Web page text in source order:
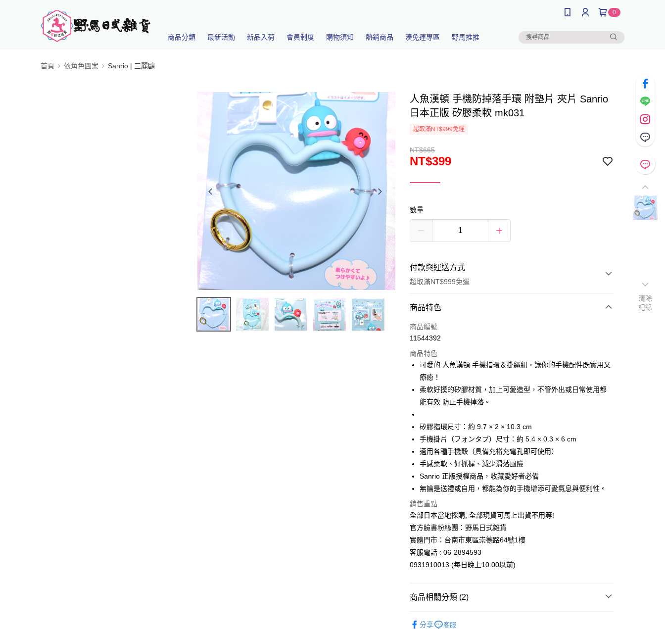
0
商品分類 最新活動 新品入荷 會員制度 購物須知 熱銷商品 湊免運專區 野馬推推
首頁 依角色圖案 Sanrio | 三麗鷗
人魚漢頓 手機防掉落手環 附墊片 夾片 Sanrio
日本正版 矽膠柔軟 mk031
超取滿NT$999免運
NT$665
NT$399
數量
付款與運送方式
超取滿NT$999免運
付款方式
信用卡一次付款
3 期 0 利率 每期NT$133 21家銀行
合作金庫商業銀行
華南商業銀行
彰化商業銀行
國泰世華商業銀行
匯豐（台灣）商業銀行
華泰商業銀行
聯邦商業銀行
遠東國際商業銀行
元大商業銀行
永豐商業銀行
台新國際商業銀行
中國信託商業銀行
台灣樂天信用卡公司
超商取貨付款
Apple Pay
悠遊付
Google Pay
ATM付款
運送方式
全家取貨付款
每筆NT$65，滿NT$999(含以上)免運費
付款後全家取貨
7-11取貨付款
商品特色
商品編號
11544392
商品特色
可愛的 人魚漢頓 手機指環＆掛繩組，讓你的手機配件既實用又
療癒！
柔軟好摸的矽膠材質，加上可愛造型，不管外出或日常使用都
能有效 防止手機掉落。
矽膠指環尺寸：約 9.7 × 2 × 10.3 cm
手機掛片（フォンタブ）尺寸：約 5.4 × 0.3 × 6 cm
適用各種手機殼（具備充裕充電孔即可使用）
手感柔軟、好抓握、減少滑落風險
Sanrio 正版授權商品，收藏愛好者必備
無論是送禮或自用，都能為你的手機增添可愛氣息與便利性。
銷售重點
全部日本當地採購, 全部現貨可馬上出貨不用等!
官方臉書粉絲團：野馬日式雜貨
實體門市：台南市東區崇德路64號1樓
客服電話 : 06-2894593
0931910013 (每日晚上10:00以前)
商品相關分類 (2)
分享 客服
清除
紀錄